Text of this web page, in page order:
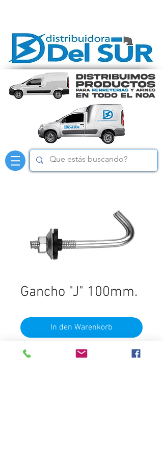
Gancho "J" 100mm.
In den Warenkorb
100 Unidades